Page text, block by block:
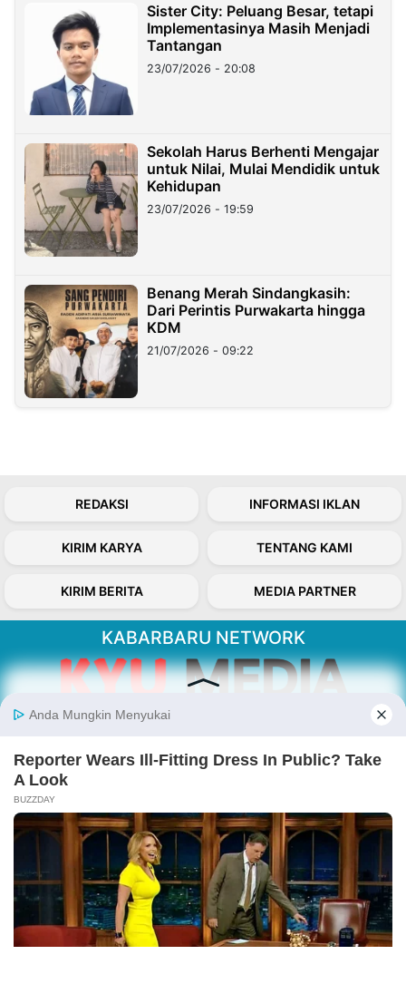
Sister City: Peluang Besar, tetapi
Implementasinya Masih Menjadi
Tantangan
23/07/2026 - 20:08
Sekolah Harus Berhenti Mengajar
untuk Nilai, Mulai Mendidik untuk
Kehidupan
23/07/2026 - 19:59
Benang Merah Sindangkasih:
Dari Perintis Purwakarta hingga
KDM
21/07/2026 - 09:22
REDAKSI INFORMASI IKLAN
KIRIM KARYA TENTANG KAMI
KIRIM BERITA MEDIA PARTNER
KABARBARU NETWORK
Follow Kabarbaru